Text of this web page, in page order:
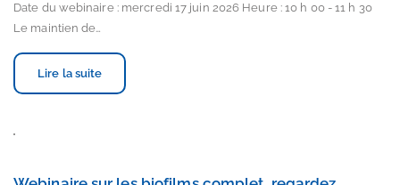
Date du webinaire : mercredi 17 juin 2026 Heure : 10 h 00 - 11 h 30
Le maintien de…
Lire la suite